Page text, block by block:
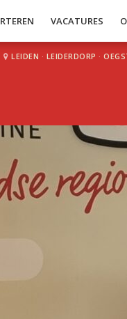
VACATURES
LEIDEN · LEIDERDORP ·